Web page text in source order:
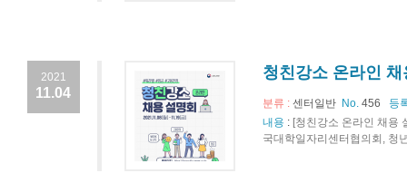
2021
11.04
청친강소 온라인
분류 : 센터일반 No. 456
등
내용 : [청친강소 온라인 채용
국대학일자리센터협의회, 청